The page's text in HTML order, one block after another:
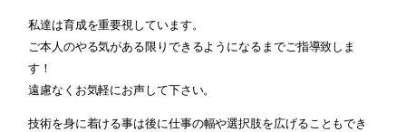
私達は育成を重要視しています。
ご本人のやる気がある限りできるようになるまでご指導致しま
す！
遠慮なくお気軽にお声して下さい。
技術を身に着ける事は後に仕事の幅や選択肢を広げることもでき